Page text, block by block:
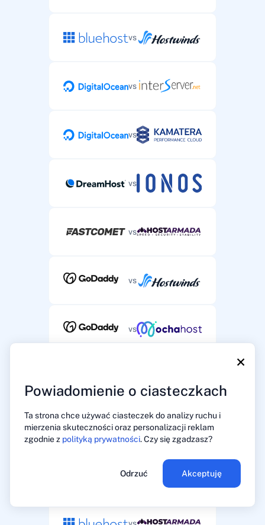
×
Powiadomienie o ciasteczkach
Ta strona chce używać ciasteczek do analizy ruchu i
mierzenia skuteczności oraz personalizacji reklam
zgodnie z polityką prywatności. Czy się zgadzasz?
Odrzuć Akceptuję
vs
vs
vs
vs
vs
vs
vs
vs
vs